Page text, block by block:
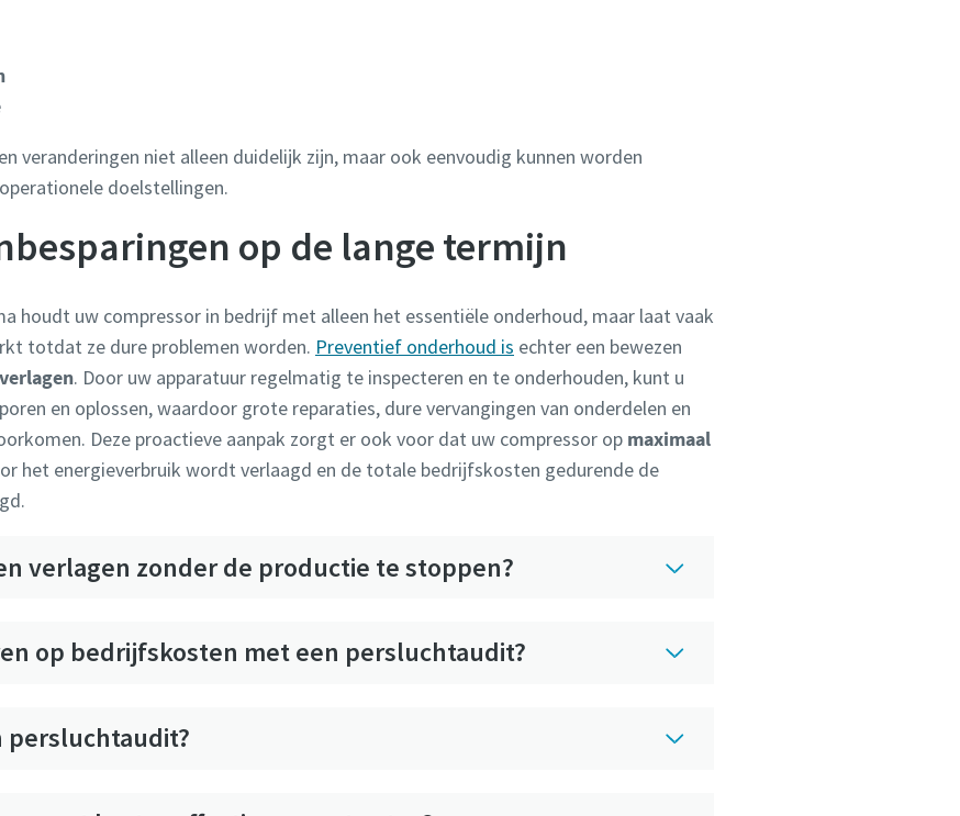
veranderingen niet alleen duidelijk zijn, maar ook eenvoudig kunnen worden
doelstellingen.
op de lange termijn
houdt uw compressor in bedrijf met alleen het essentiële onderhoud, maar laat vaak
totdat ze dure problemen worden. Preventief onderhoud is echter een bewezen
. Door uw apparatuur regelmatig te inspecteren en te onderhouden, kunt u
en oplossen, waardoor grote reparaties, dure vervangingen van onderdelen en
Deze proactieve aanpak zorgt er ook voor dat uw compressor op maximaal
het energieverbruik wordt verlaagd en de totale bedrijfskosten gedurende de
verlagen zonder de productie te stoppen?
op bedrijfskosten met een persluchtaudit?
persluchtaudit?